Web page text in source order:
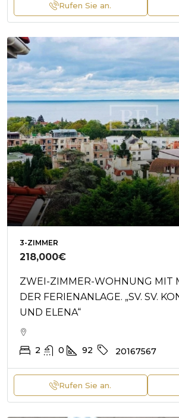
Rufen Sie an.
3-ZIMMER
218,000€
ZWEI-ZIMMER-WOHNUNG MIT
DER FERIENANLAGE. „SV. SV.
UND ELENA“
2 0 92 20167567
Rufen Sie an.